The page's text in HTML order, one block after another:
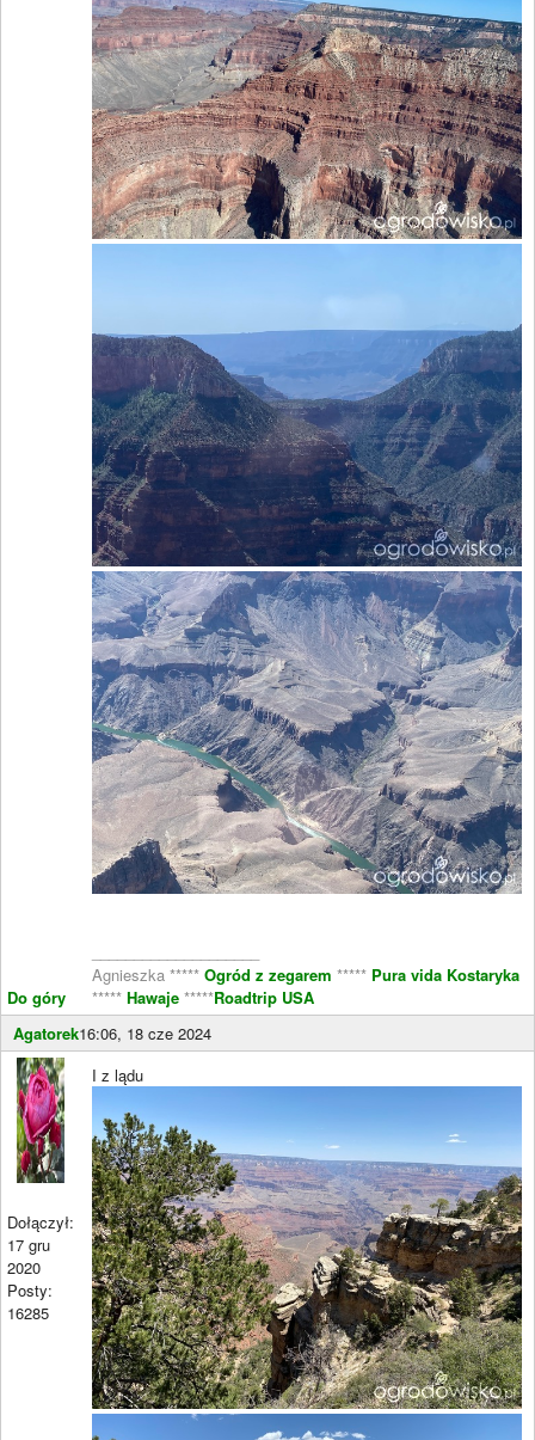
Do góry
Agnieszka ***** Ogród z zegarem ***** Pura vida Kostaryka
***** Hawaje *****Roadtrip USA
Agatorek16:06, 18 cze 2024
Dołączył:
17 gru
2020
Posty:
16285
I z lądu